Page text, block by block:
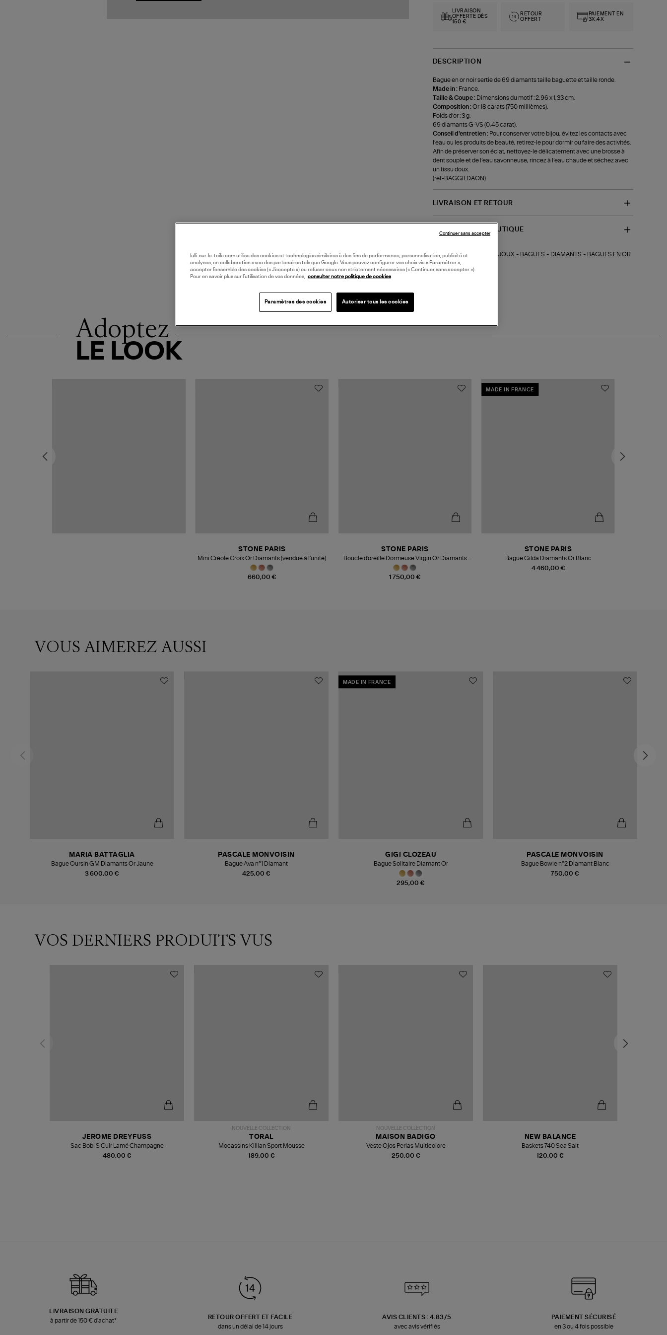
LIVRAISON
OFFERTE DÈS
150 €
RETOUR
OFFERT
PAIEMENT EN
3X,4X
DESCRIPTION
Bague en or noir sertie de 69 diamants taille baguette et taille ronde.
Made in : France.
Taille & Coupe : Dimensions du motif : 2,96 x 1,33 cm.
Composition :Or 18 carats (750 millièmes).
Poids d’or : 3 g.
69 diamants G-VS (0,45 carat).
Conseil d'entretien : Pour conserver votre bijou, évitez les contacts avec
l’eau ou les produits de beauté, retirez-le pour dormir ou faire des activités.
Afin de préserver son éclat, nettoyez-le délicatement avec une brosse à
dent souple et de l’eau savonneuse, rincez à l’eau chaude et séchez avec
un tissu doux.
(ref-BAGGILDAON)
LIVRAISON ET RETOUR
DISPONIBILITÉ BOUTIQUE
Collections similaires : BIJOUX- BAGUES - DIAMANTS - BAGUES EN OR
Adoptez
LE LOOK
660,00 €
STONE PARIS
Mini Créole Croix Or Diamants (vendue à l'unité)
1 750,00 €
STONE PARIS
Boucle d'oreille Dormeuse Virgin Or Diamants
(vendue à l'unité)
MADE IN FRANCE
4 460,00 €
STONE PARIS
Bague Gilda Diamants Or Blanc
VOUS AIMEREZ AUSSI
3 600,00 €
MARIA BATTAGLIA
Bague Oursin GM Diamants Or Jaune
425,00 €
PASCALE MONVOISIN
Bague Ava n°1 Diamant
MADE IN FRANCE
295,00 €
GIGI CLOZEAU
Bague Solitaire Diamant Or
750,00 €
PASCALE MONVOISIN
Bague Bowie n°2 Diamant Blanc
VOS DERNIERS PRODUITS VUS
480,00 €
JEROME DREYFUSS
Sac Bobi S Cuir Lamé Champagne
NOUVELLE COLLECTION
189,00 €
TORAL
Mocassins Killian Sport Mousse
NOUVELLE COLLECTION
250,00 €
MAISON BADIGO
Veste Ojos Perlas Multicolore
120,00 €
NEW BALANCE
Baskets 740 Sea Salt
LIVRAISON GRATUITE
à partir de 150 € d'achat*
RETOUR OFFERT ET FACILE
dans un délai de 14 jours
AVIS CLIENTS : 4.83/5
avec avis vérifiés
PAIEMENT SÉCURISÉ
en 3 ou 4 fois possible
lulli-sur-la-toile.com utilise des cookies et technologies similaires à des fins de performance, personnalisation, publicité et
analyses, en collaboration avec des partenaires tels que Google. Vous pouvez configurer vos choix via « Paramétrer »,
accepter l’ensemble des cookies (« J’accepte ») ou refuser ceux non strictement nécessaires (« Continuer sans accepter »).
Pour en savoir plus sur l’utilisation de vos données, consulter notre politique de cookies
Paramètres des cookies Autoriser tous les cookies
Continuer sans accepter